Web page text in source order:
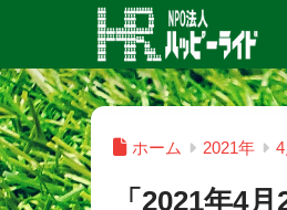
ホーム 2021年 4
「2021年4